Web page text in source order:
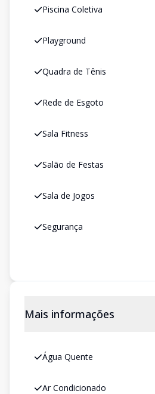
Piscina Coletiva
Playground
Quadra de Tênis
Rede de Esgoto
Sala Fitness
Salão de Festas
Sala de Jogos
Segurança
Mais informações
Água Quente
Ar Condicionado